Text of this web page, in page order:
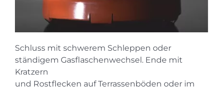
Schluss mit schwerem Schleppen oder
ständigem Gasflaschenwechsel. Ende mit
Kratzern
und Rostflecken auf Terrassenböden oder im